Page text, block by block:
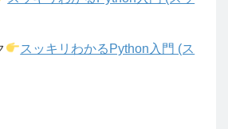
スッキリわかるPython入門 (ス